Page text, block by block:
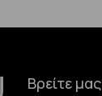
Βρείτε μας